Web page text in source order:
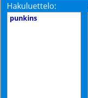
Hakuluettelo:
punkins